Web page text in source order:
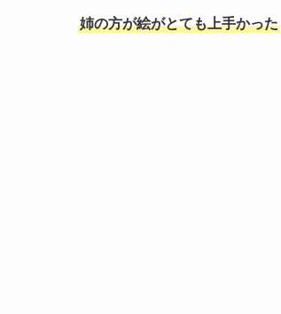
姉の方が絵がとても上手かった